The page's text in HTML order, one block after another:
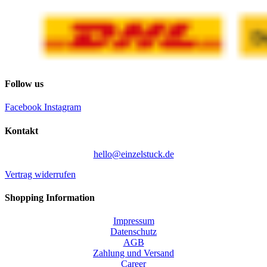
Follow us
Facebook Instagram
Kontakt
hello@einzelstuck.de
Vertrag widerrufen
Shopping Information
Impressum
Datenschutz
AGB
Zahlung und Versand
Career